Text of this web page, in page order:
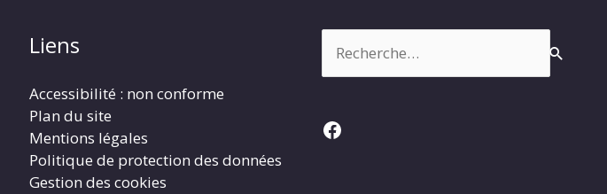
Liens
Accessibilité : non conforme
Plan du site
Mentions légales
Politique de protection des données
Gestion des cookies
Facebook